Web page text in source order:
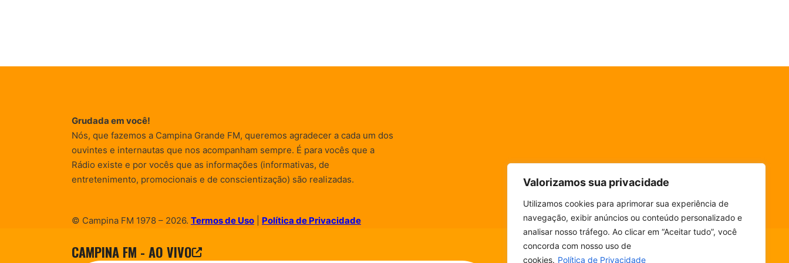
Valorizamos sua privacidade
Utilizamos cookies para aprimorar sua experiência de
navegação, exibir anúncios ou conteúdo personalizado e
analisar nosso tráfego. Ao clicar em “Aceitar tudo”, você
concorda com nosso uso de
cookies. Política de Privacidade
CAMPINA FM - AO VIVO
Grudada em você!
Nós, que fazemos a Campina Grande FM, queremos agradecer a cada um dos
ouvintes e internautas que nos acompanham sempre. É para vocês que a
Rádio existe e por vocês que as informações (informativas, de
entretenimento, promocionais e de conscientização) são realizadas.
© Campina FM 1978 – 2026. Termos de Uso
Política de Privacidade